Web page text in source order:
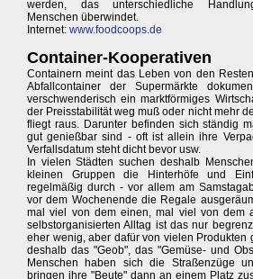
werden, das unterschiedliche
Menschen überwindet.
Internet: www.foodcoops.de
Container-Kooperativen
Containern meint das Leben von den
Abfallcontainer der Supermärkte
verschwenderisch ein marktförmiges
der Preisstabilität weg muß oder nicht mehr
fliegt raus. Darunter befinden sich ständig
gut genießbar sind - oft ist allein ihre
Verfallsdatum steht dicht bevor usw.
In vielen Städten suchen deshalb
kleinen Gruppen die Hinterhöfe und
regelmäßig durch - vor allem am
vor dem Wochenende die Regale
mal viel von dem einen, mal viel von dem
selbstorganisierten Alltag ist das nur
eher wenig, aber dafür von vielen Produkten
deshalb das "Geob", das "Gemüse- und
Menschen haben sich die Straßenzüge
bringen ihre "Beute" dann an einem Platz